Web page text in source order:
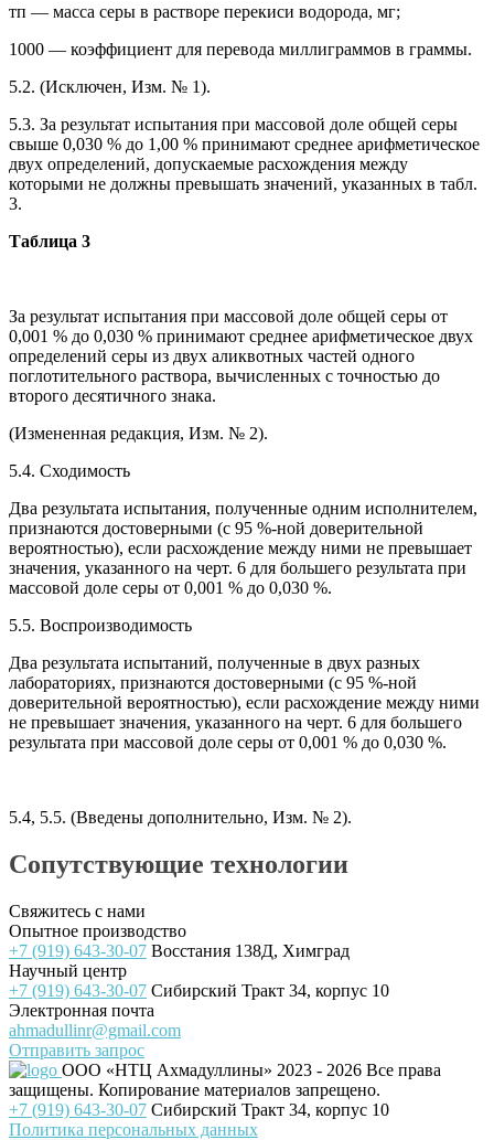
тп — масса серы в растворе перекиси водорода, мг;
1000 — коэффициент для перевода миллиграммов в граммы.
5.2. (Исключен, Изм. № 1).
5.3. За результат испытания при массовой доле общей серы
свыше 0,030 % до 1,00 % принимают среднее арифметическое
двух определений, допускаемые расхождения между
которыми не должны превышать значений, указанных в табл.
3.
Таблица 3
За результат испытания при массовой доле общей серы от
0,001 % до 0,030 % принимают среднее арифметическое двух
определений серы из двух аликвотных частей одного
поглотительного раствора, вычисленных с точностью до
второго десятичного знака.
(Измененная редакция, Изм. № 2).
5.4. Сходимость
Два результата испытания, полученные одним исполнителем,
признаются достоверными (с 95 %-ной доверительной
вероятностью), если расхождение между ними не превышает
значения, указанного на черт. 6 для большего результата при
массовой доле серы от 0,001 % до 0,030 %.
5.5. Воспроизводимость
Два результата испытаний, полученные в двух разных
лабораториях, признаются достоверными (с 95 %-ной
доверительной вероятностью), если расхождение между ними
не превышает значения, указанного на черт. 6 для большего
результата при массовой доле серы от 0,001 % до 0,030 %.
5.4, 5.5. (Введены дополнительно, Изм. № 2).
Сопутствующие технологии
Свяжитесь с нами
Опытное производство
+7 (919) 643-30-07 Восстания 138Д, Химград
Научный центр
+7 (919) 643-30-07 Сибирский Тракт 34, корпус 10
Электронная почта
ahmadullinr@gmail.com
Отправить запрос
ООО «НТЦ Ахмадуллины» 2023 - 2026 Все права
защищены. Копирование материалов запрещено.
+7 (919) 643-30-07 Сибирский Тракт 34, корпус 10
Политика персональных данных